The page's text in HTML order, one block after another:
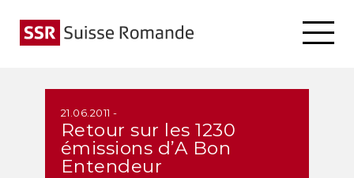
21.06.2011 -
Retour sur les 1230
émissions d’A Bon
Entendeur